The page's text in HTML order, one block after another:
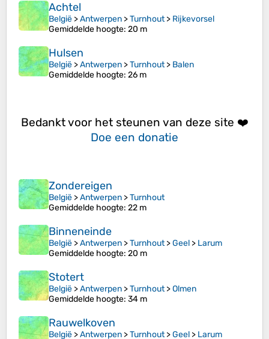
Achtel
België >Antwerpen >Turnhout> Rijkevorsel
Gemiddelde hoogte: 20 m
Hulsen
België >Antwerpen >Turnhout> Balen
Gemiddelde hoogte: 26 m
Bedankt voor het steunen van deze site ❤️
Doe een donatie
Zondereigen
België >Antwerpen >Turnhout
Gemiddelde hoogte: 22 m
Binneneinde
België >Antwerpen >Turnhout>Geel > Larum
Gemiddelde hoogte: 20 m
Stotert
België >Antwerpen >Turnhout>Olmen
Gemiddelde hoogte: 34 m
Rauwelkoven
België >Antwerpen >Turnhout>Geel > Larum